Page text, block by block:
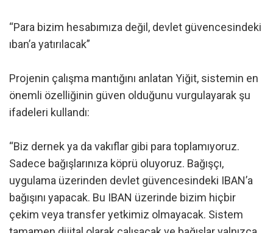
“Para bizim hesabımıza değil, devlet güvencesindeki
ıban’a yatırılacak”
Projenin çalışma mantığını anlatan Yiğit, sistemin en
önemli özelliğinin güven olduğunu vurgulayarak şu
ifadeleri kullandı:
“Biz dernek ya da vakıflar gibi para toplamıyoruz.
Sadece bağışlarınıza köprü oluyoruz. Bağışçı,
uygulama üzerinden devlet güvencesindeki IBAN’a
bağışını yapacak. Bu IBAN üzerinde bizim hiçbir
çekim veya transfer yetkimiz olmayacak. Sistem